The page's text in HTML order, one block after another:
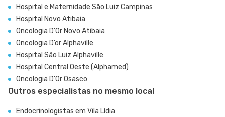
Hospital e Maternidade São Luiz Campinas
Hospital Novo Atibaia
Oncologia D'Or Novo Atibaia
Oncologia D’or Alphaville
Hospital São Luiz Alphaville
Hospital Central Oeste (Alphamed)
Oncologia D'Or Osasco
Outros especialistas no mesmo local
Endocrinologistas em Vila Lídia